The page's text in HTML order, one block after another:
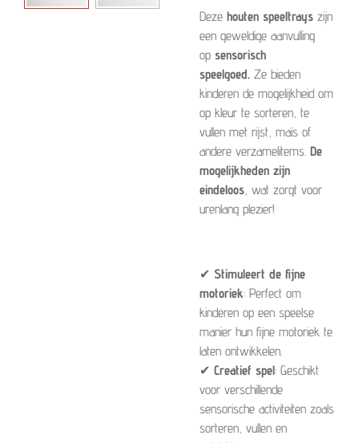
Deze houten speeltrays zijn
een geweldige aanvulling
op sensorisch
speelgoed. Ze bieden
kinderen de mogelijkheid om
op kleur te sorteren, te
vullen met rijst, maïs of
andere verzamelitems. De
mogelijkheden zijn
eindeloos, wat zorgt voor
urenlang plezier!
✔ Stimuleert de fijne
motoriek: Perfect om
kinderen op een speelse
manier hun fijne motoriek te
laten ontwikkelen.
✔ Creatief spel: Geschikt
voor verschillende
sensorische activiteiten zoals
sorteren, vullen en